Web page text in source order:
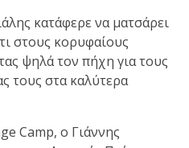
κατάφερε να ματσάρει
στους κορυφαίους
ψηλά τον πήχη για τους
τους στα καλύτερα
Camp, o Γιάννης